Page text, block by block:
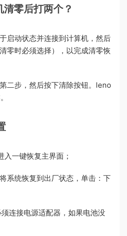
零后打两个？
启动状态并连接到计算机，然后
零时必须选择），以完成清零恢
二步，然后按下清除按钮。leno
入一键恢复主界面；
系统恢复到出厂状态，单击：下
连接电源适配器，如果电池没